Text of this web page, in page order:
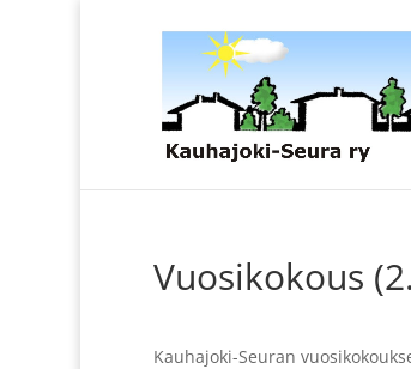
Vuosikokous
Kauhajoki-Seuran